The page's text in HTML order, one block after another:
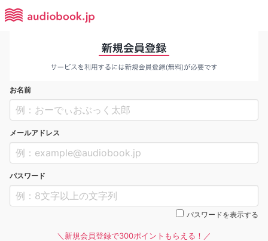
お名前
メールアドレス
パスワード
パスワードを表示する
＼新規会員登録で300ポイントもらえる！／